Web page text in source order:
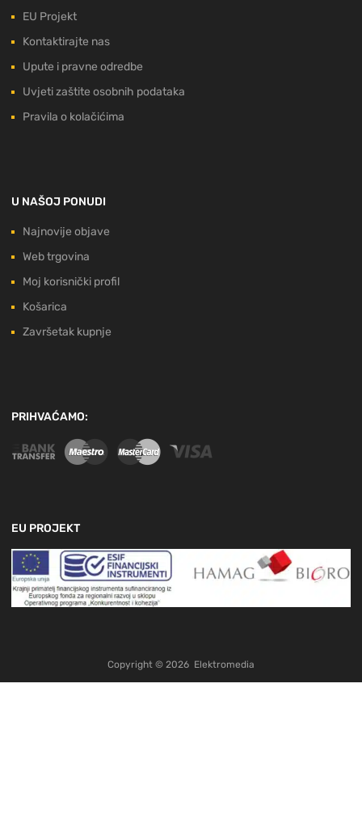
EU Projekt
Kontaktirajte nas
Upute i pravne odredbe
Uvjeti zaštite osobnih podataka
Pravila o kolačićima
U NAŠOJ PONUDI
Najnovije objave
Web trgovina
Moj korisnički profil
Košarica
Završetak kupnje
PRIHVAĆAMO:
EU PROJEKT
Copyright © 2026 Elektromedia